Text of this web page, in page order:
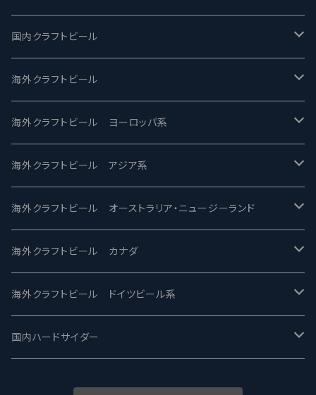
国内クラフトビール
UCHU BREWING -うちゅうブルーイング
バテレ -VERTERE
2nd Story Ale Works -セカンドストーリー
ビアへるん - Beer Hearn
忽布古丹醸造 - HOP KOTAN
ワイマーケットブルーイング Y.Market Brewing
志賀高原ビール - SIGAKOGEN
海外クラフトビール
Modern Times モダンタイムズ
Maui マウイ
Toppling Goliath トップリンゴライアス
Fair State フェアステイト
Lagunitas ラグニタス
FirestoneWalker ファイアストーン
海外クラフトビール ヨーロッパ系
UnBarred -アンバード
SAIREN /サイレン
ワイルドチャイルド - Wilde Child
BrewDog Brewery - ブリュードッグ
The Flying Inn / ザ フライイング イン
海外クラフトビール アジア系
gweilo-鬼佬 グウァイロ
Heart Of Darkness - ハートオブダークネス
Carbon brews -カーボン
TAIHU - タイフー
海外クラフトビール オーストラリア・ニュージーランド
ROCKY RIDGE - ロッキーリッジ
BODRIGGY BREWING ボッドリッジー
CO-CONSPIRATORS コ・コンスピレーターズ
海外クラフトビール カナダ
Jackie O's ジャッキーオーズ
Westbrook ウェストブルック
海外クラフトビール ドイツビール系
Karmeliten カーメリテン
国内ハードサイダー